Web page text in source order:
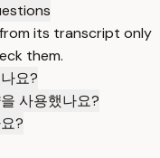
its transcript only
them.
요?
사용했나요?
?